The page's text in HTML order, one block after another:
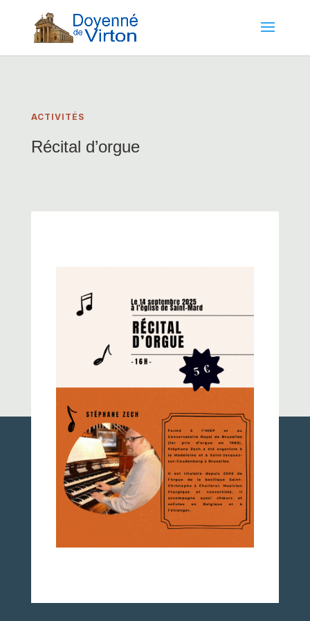
ACTIVITÉS
Récital d’orgue